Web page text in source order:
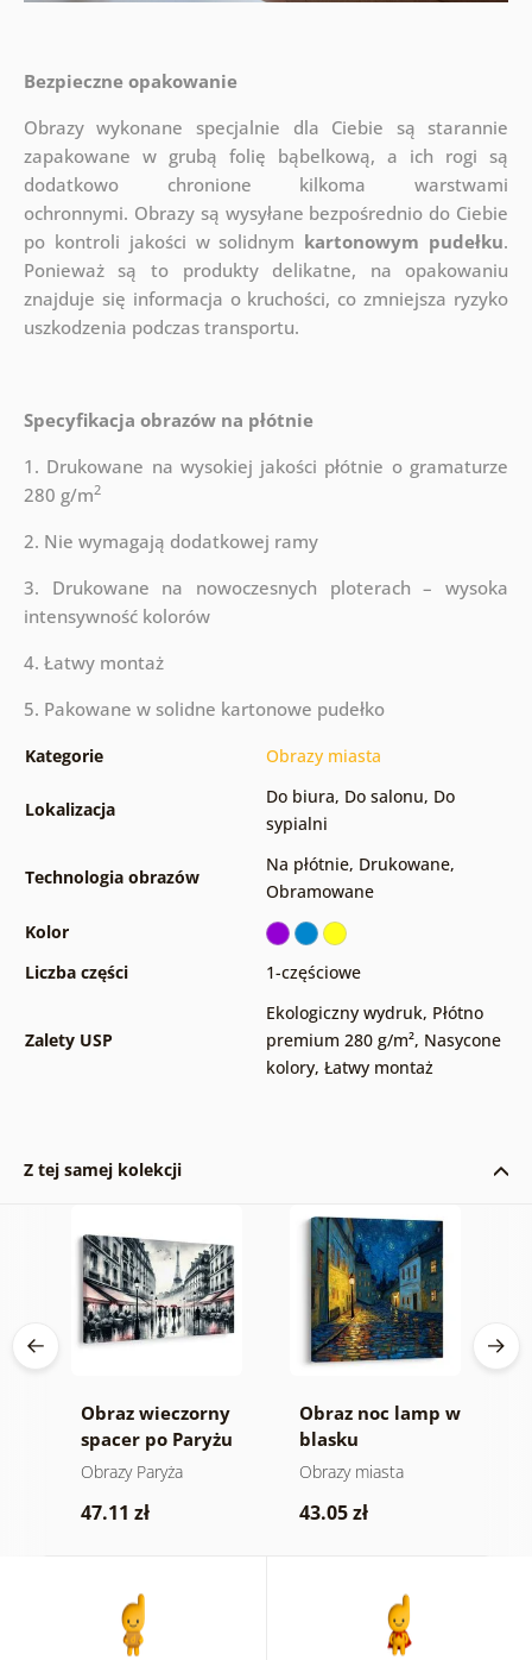
Bezpieczne opakowanie
Obrazy wykonane specjalnie dla Ciebie są starannie
zapakowane w grubą folię bąbelkową, a ich rogi są
dodatkowo chronione kilkoma warstwami
ochronnymi. Obrazy są wysyłane bezpośrednio do Ciebie
po kontroli jakości w solidnym kartonowym pudełku.
Ponieważ są to produkty delikatne, na opakowaniu
znajduje się informacja o kruchości, co zmniejsza ryzyko
uszkodzenia podczas transportu.
Specyfikacja obrazów na płótnie
1. Drukowane na wysokiej jakości płótnie o gramaturze
280 g/m2
2. Nie wymagają dodatkowej ramy
3. Drukowane na nowoczesnych ploterach – wysoka
intensywność kolorów
4. Łatwy montaż
5. Pakowane w solidne kartonowe pudełko
Kategorie Obrazy miasta
Lokalizacja
Do biura, Do salonu, Do
sypialni
Technologia obrazów
Na płótnie, Drukowane,
Obramowane
Kolor
Liczba części
1-częściowe
Zalety USP
Ekologiczny wydruk, Płótno
premium 280 g/m², Nasycone
kolory, Łatwy montaż
Z tej samej kolekcji
Obraz wieczorny
spacer po Paryżu
Obrazy Paryża
47.11 zł
Obraz noc lamp w
blasku
Obrazy miasta
43.05 zł